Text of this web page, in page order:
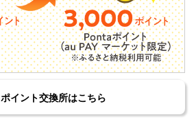
ポイント交換所はこちら